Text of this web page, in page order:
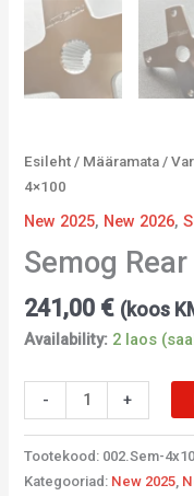
Esileht / Määramata /
4×100
New 2025, New 2026,
Semog
241,00 € (koos
Availability: 2 laos
- +
Tootekood: 002.Sem-
Kategooriad: New 2025